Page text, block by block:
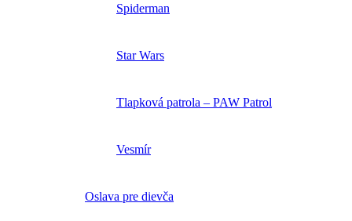
Spiderman
Star Wars
Tlapková patrola – PAW Patrol
Vesmír
Oslava pre dievča